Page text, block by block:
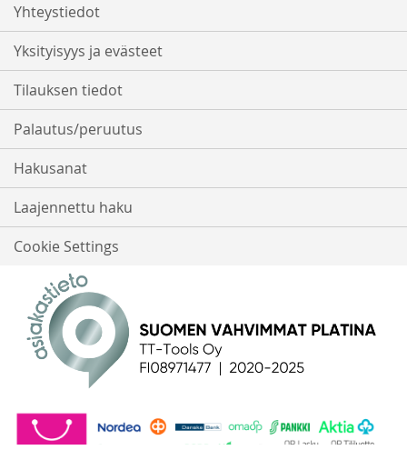
Yhteystiedot
Yksityisyys ja evästeet
Tilauksen tiedot
Palautus/peruutus
Hakusanat
Laajennettu haku
Cookie Settings